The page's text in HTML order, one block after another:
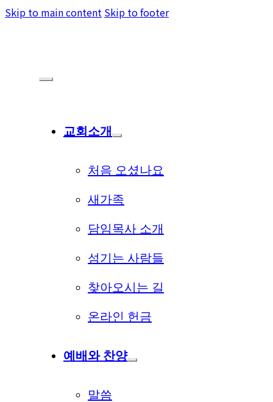
Skip to main content Skip to footer
교회소개
처음 오셨나요
새가족
담임목사 소개
섬기는 사람들
찾아오시는 길
온라인 헌금
예배와 찬양
말씀